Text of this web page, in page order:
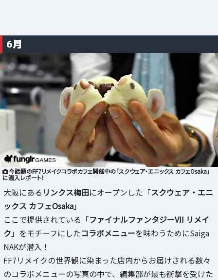
6月
今話題のFF7リメイクコラボカフェ開催中の「スクウェア・エニックス カフェOsaka」
に潜入レポート！
大阪にある リンクス梅田にオープンした「スクウェア・エニ
ックス カフェOsaka」
ここで提供されている「ファイナルファンタジーVII リメイ
ク 」をモチーフにしたコラボメニューを味わうためにSaiga
NAKが潜入！
FF7リメイクの世界観に染まった店内からお届けされる数々
のコラボメニューの写真の中で、編集部が最も衝撃を受けた